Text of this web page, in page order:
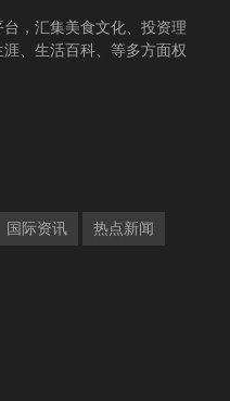
，汇集美食文化、投资理
、生活百科、等多方面权
国际资讯 热点新闻